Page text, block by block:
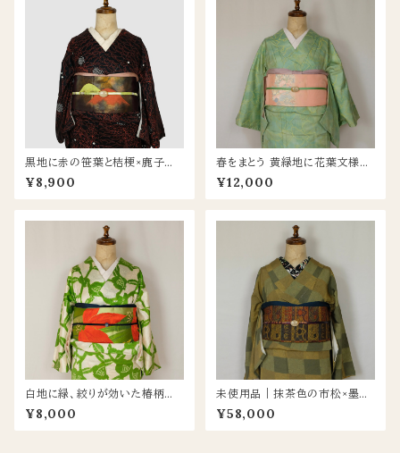
黒地に赤の笹葉と桔梗×鹿子絞
りアクセント 正絹小紋
¥8,900
春をまとう 黄緑地に花葉文様の
明るい紬の着物
¥12,000
白地に緑、絞りが効いた椿柄の
モダン小紋
¥8,000
未使用品｜抹茶色の市松×墨流
し模様の正絹小紋 共八掛付き
¥58,000